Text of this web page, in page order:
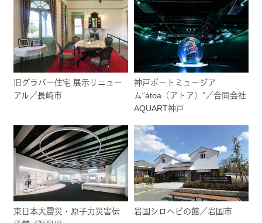
旧グラバー住宅 展示リニュー
アル／長崎市
神戸ポートミュージア
ム“átoa（アトア）”／合同会社
AQUART神戸
東日本大震災・原子力災害伝
岩国シロヘビの館／岩国市